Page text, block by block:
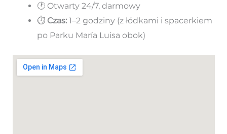
🕐 Otwarty 24/7, darmowy
⏱️ Czas:1–2 godziny (z łódkami i spacerkiem
po Parku María Luisa obok)